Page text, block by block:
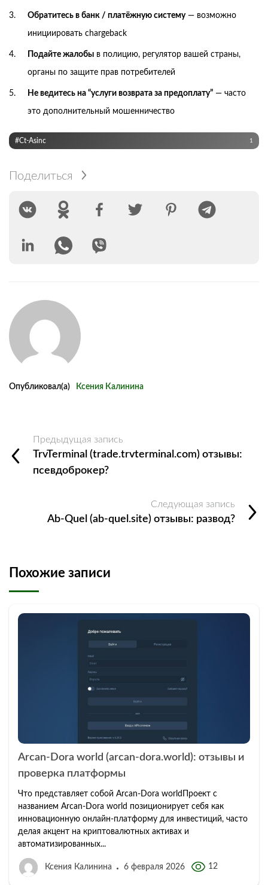
Обратитесь в банк / платёжную систему— возможно
инициировать chargeback
Подайте жалобы в полицию, регулятор вашей страны,
органы по защите прав потребителей
Не ведитесь на “услуги возврата за предоплату” — часто
это дополнительный мошенничество
#Ct‑Asinc 1
Поделиться
Опубликовал(а) Ксения Калинина
Предыдущая запись
TrvTerminal (trade.trvterminal.com) отзывы:
псевдоброкер?
Следующая запись
Ab‑Quel (ab‑quel.site) отзывы: развод?
Похожие записи
Arcan-Dora world (arcan-dora.world): отзывы и
проверка платформы
Что представляет собой Arcan-Dora worldПроект с
названием Arcan-Dora world позиционирует себя как
инновационную онлайн-платформу для инвестиций, часто
делая акцент на криптовалютных активах и
автоматизированных...
Ксения Калинина 6 февраля 2026 12